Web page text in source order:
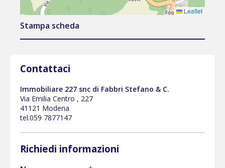
Leaflet
Stampa scheda
Contattaci
Immobiliare 227 snc di Fabbri Stefano & C.
Via Emilia Centro , 227
41121 Modena
tel.059 7877147
Richiedi informazioni